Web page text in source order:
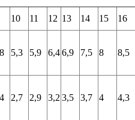
10 11 12 13 14 15
16
5,3 5,9 6,46,9 7,5 8 8,5
2,7 2,9 3,2 3,5 3,7 4 4,3